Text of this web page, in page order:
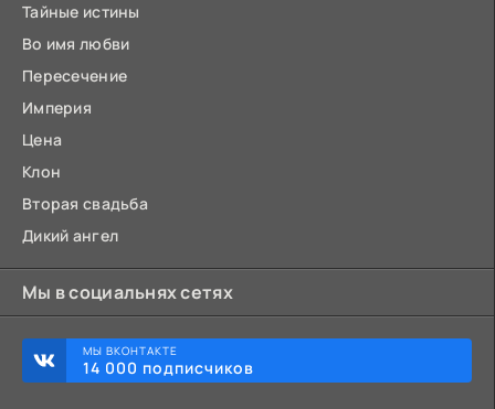
Тайные истины
Во имя любви
Пересечение
Империя
Цена
Клон
Вторая свадьба
Дикий ангел
Мы в социальнях сетях
МЫ ВКОНТАКТЕ
14 000 подписчиков